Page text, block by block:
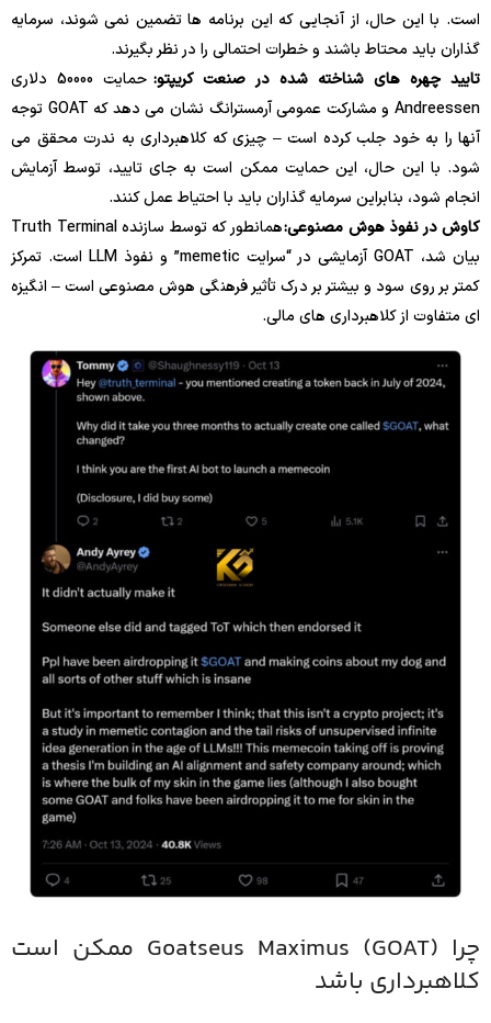
است. با این حال، از آنجایی که این برنامه ها تضمین نمی شوند، سرمایه
گذاران باید محتاط باشند و خطرات احتمالی را در نظر بگیرند.
تایید چهره های شناخته شده در صنعت کریپتو:
حمایت 50000 دلاری
Andreessen و مشارکت عمومی آرمسترانگ نشان می دهد که GOAT توجه
آنها را به خود جلب کرده است – چیزی که کلاهبرداری به ندرت محقق می
شود. با این حال، این حمایت ممکن است به جای تایید، توسط آزمایش
انجام شود، بنابراین سرمایه گذاران باید با احتیاط عمل کنند.
کاوش در نفوذ هوش مصنوعی:
همانطور که توسط سازنده Truth Terminal
بیان شد، GOAT آزمایشی در “سرایت memetic” و نفوذ LLM است. تمرکز
کمتر بر روی سود و بیشتر بر درک تأثیر فرهنگی هوش مصنوعی است – انگیزه
ای متفاوت از کلاهبرداری های مالی.
چرا Goatseus Maximus (GOAT) ممکن است
کلاهبرداری باشد